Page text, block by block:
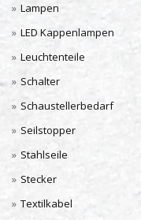
Lampen
LED Kappenlampen
Leuchtenteile
Schalter
Schaustellerbedarf
Seilstopper
Stahlseile
Stecker
Textilkabel